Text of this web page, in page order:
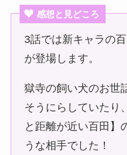
感想と見どころ
3話では新キャラの
が登場します。
獄寺の飼い犬のお世
そうにらしていたり
と距離が近い百田】
うな相手でした！